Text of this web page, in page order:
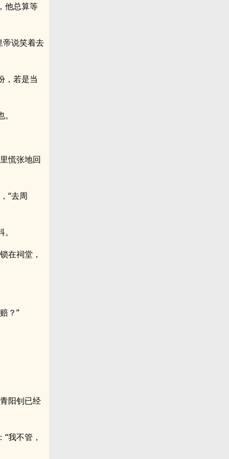
他总算等
帝说笑着去
，若是当
慌张地回
“去周
在祠堂，
？”
阳钊已经
我不管，